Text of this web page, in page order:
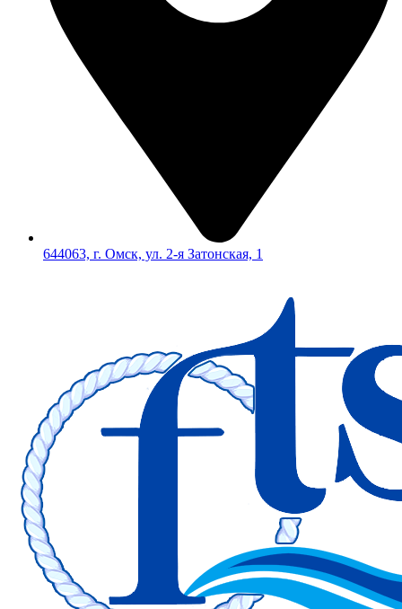
644063, г. Омск, ул. 2-я Затонская, 1